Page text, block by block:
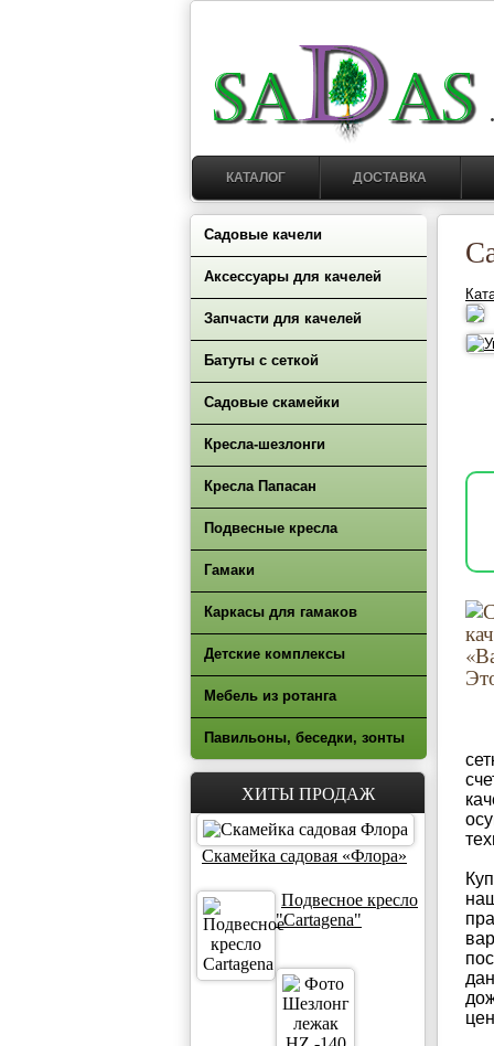
КАТАЛОГ ДОСТАВКА
Садовые качели
Аксессуары для качелей
Запчасти для качелей
Батуты с сеткой
Садовые скамейки
Кресла-шезлонги
Кресла Папасан
Подвесные кресла
Гамаки
Каркасы для гамаков
Детские комплексы
Мебель из ротанга
Павильоны, беседки, зонты
ХИТЫ ПРОДАЖ
Скамейка садовая «Флора»
Подвесное кресло
"Cartagena"